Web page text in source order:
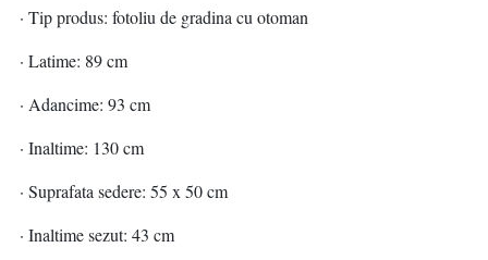
· Tip produs: fotoliu de gradina cu otoman
· Latime: 89 cm
· Adancime: 93 cm
· Inaltime: 130 cm
· Suprafata sedere: 55 x 50 cm
· Inaltime sezut: 43 cm